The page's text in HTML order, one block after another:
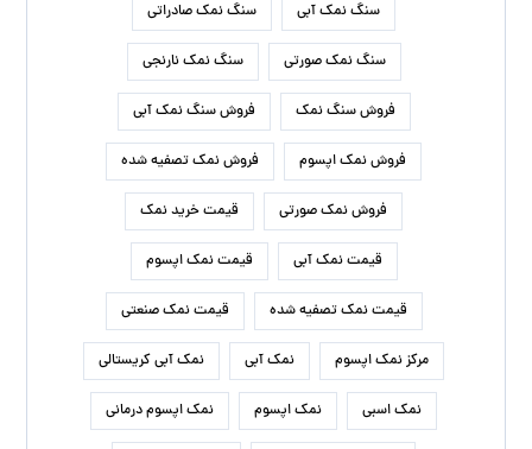
سنگ نمک آبی سنگ نمک صادراتی
سنگ نمک صورتی سنگ نمک نارنجی
فروش سنگ نمک فروش سنگ نمک آبی
فروش نمک اپسوم فروش نمک تصفیه شده
فروش نمک صورتی قیمت خرید نمک
قیمت نمک آبی قیمت نمک اپسوم
قیمت نمک تصفیه شده قیمت نمک صنعتی
مرکز نمک اپسوم نمک آبی نمک آبی کریستالی
نمک اسبی نمک اپسوم نمک اپسوم درمانی